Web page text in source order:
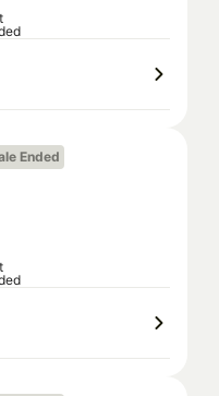
Ended